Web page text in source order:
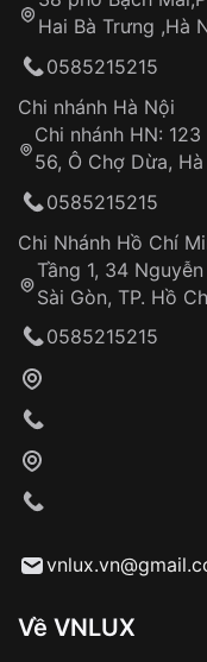
Hotline: 0585 215
Từ khóa SEO:
Khách hàng
Từ khóa SEO:
Tự ý sửa
thống
Đảm bảo
Đồng hành
trình sử dụng
Hai Bà Trưng ,Hà
0585215215
Chi nhánh Hà Nội
Chi nhánh HN:
56, Ô Chợ Dừa,
0585215215
Chi Nhánh Hồ Chí
Tầng 1, 34
Sài Gòn, TP. Hồ
0585215215
Về VNLUX